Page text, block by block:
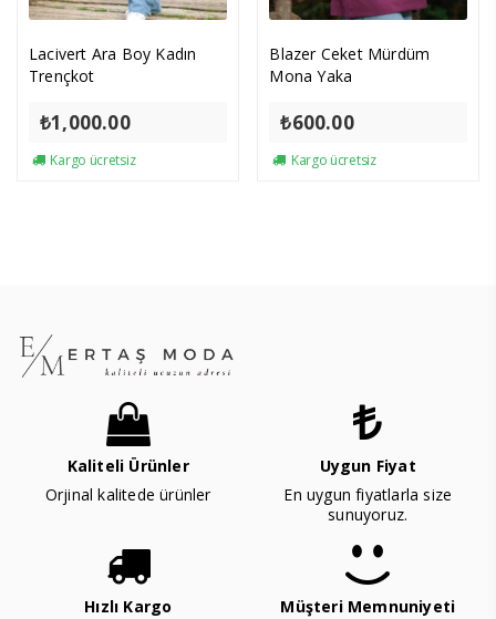
Lacivert Ara Boy Kadın
Trençkot
₺1,000.00
Kargo ücretsiz
Blazer Ceket Mürdüm
Mona Yaka
₺600.00
Kargo ücretsiz
Kaliteli Ürünler
Orjinal kalitede ürünler
Uygun Fiyat
En uygun fiyatlarla size
sunuyoruz.
Hızlı Kargo
Müşteri Memnuniyeti